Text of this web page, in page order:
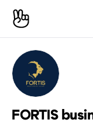
FORTIS